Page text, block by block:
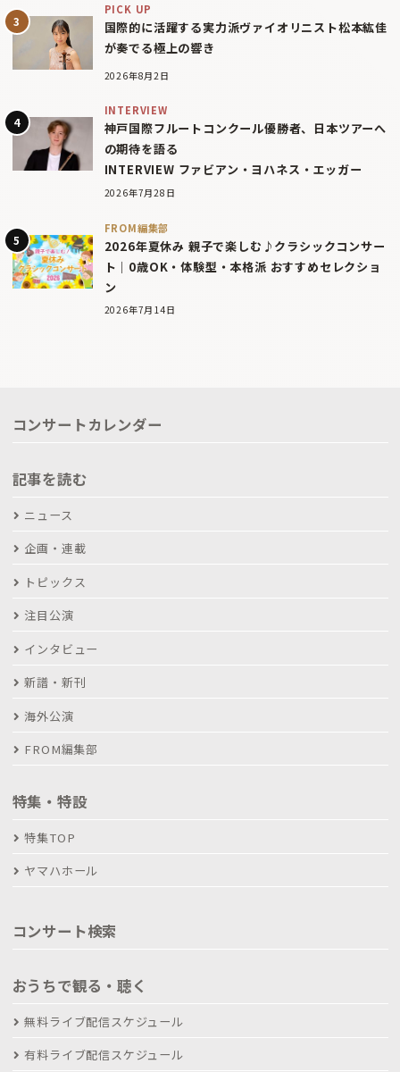
PICK UP
国際的に活躍する実力派ヴァイオリニスト松本紘佳
が奏でる極上の響き
2026年8月2日
INTERVIEW
神戸国際フルートコンクール優勝者、日本ツアーへ
の期待を語る
INTERVIEW ファビアン・ヨハネス・エッガー
2026年7月28日
FROM編集部
2026年夏休み 親子で楽しむ♪クラシックコンサー
ト｜0歳OK・体験型・本格派 おすすめセレクショ
ン
2026年7月14日
コンサートカレンダー
記事を読む
ニュース
企画・連載
トピックス
注目公演
インタビュー
新譜・新刊
海外公演
FROM編集部
特集・特設
特集TOP
ヤマハホール
コンサート検索
おうちで観る・聴く
無料ライブ配信スケジュール
有料ライブ配信スケジュール